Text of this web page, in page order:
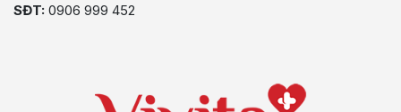
SĐT: 0906 999 452